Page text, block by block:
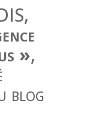
»,
blog